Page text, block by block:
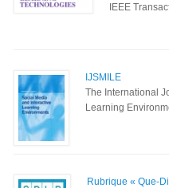
IEEE
IJSMILE
The International
Learning
Rubrique « Que-